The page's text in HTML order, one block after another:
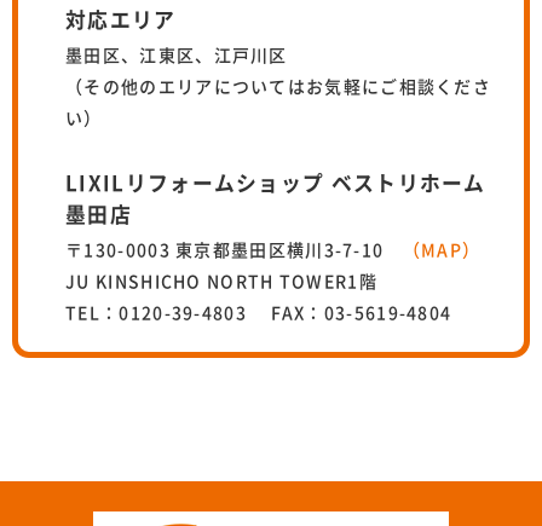
対応エリア
墨田区、江東区、江戸川区
（その他のエリアについてはお気軽にご相談くださ
い）
LIXILリフォームショップ ベストリホーム
墨田店
〒130-0003 東京都墨田区横川3-7-10
（MAP）
JU KINSHICHO NORTH TOWER1階
TEL：0120-39-4803 FAX：03-5619-4804